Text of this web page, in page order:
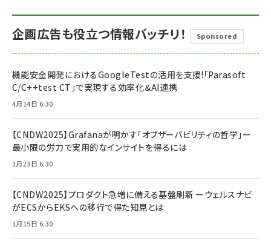
企画広告も役立つ情報バッチリ！ Sponsored
機能安全開発におけるGoogleTestの活用を支援!「Parasoft
C/C++test CT」で実現する効率化＆AI連携
4月14日 6:30
【CNDW2025】Grafanaが明かす「オブザーバビリティの哲学」ー
最小限の労力で実用的なインサイトを得るには
1月23日 6:30
【CNDW2025】プロダクト急増に備える基盤刷新 ーウェルスナビ
がECSからEKSへの移行で得た知見とは
1月15日 6:30